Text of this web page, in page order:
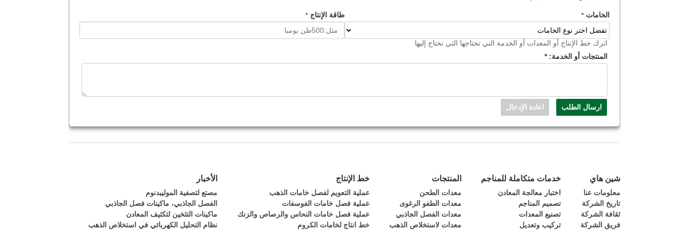
الخامات* طاقة الإنتاج *
اترك خط الإنتاج أو المعدات أو الخدمة التي تحتاجها التي تختاج إليها
المنتجات أو الخدمة:*
شين هاي
معلومات عنا
تاريخ الشركة
ثقافة الشركة
فريق الشركة
خدمات متكاملة للمناجم
اختبار معالجة المعادن
تصميم المناجم
تصنيع المعدات
تركيب وتعديل
المنتجات
معدات الطحن
معدات الطفو الرغوى
معدات الفصل الجاذبي
معدات لاستخلاص الذهب
خط الإنتاج
عملية التعويم لفصل خامات الذهب
عملية فصل خامات الفوسفات
عملية فصل خامات النحاس والرصاص والزنك
خط انتاج لخامات الكروم
الأخبار
مصتع لتصفية الموليبدنوم
الفصل الجاذبي، ماكينات فصل الجاذبي
ماكينات التثخين لتكثيف المعادن
نظام التحليل الكهربائي في استخلاص الذهب